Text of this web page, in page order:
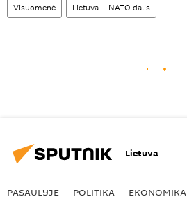
Visuomenė Lietuva — NATO dalis
Lietuva
PASAULYJE POLITIKA EKONOMIKA